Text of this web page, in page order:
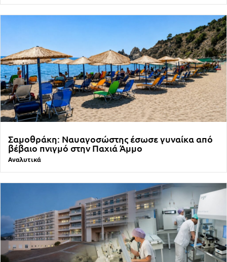
Σαμοθράκη: Ναυαγοσώστης έσωσε γυναίκα από
βέβαιο πνιγμό στην Παχιά Άμμο
Αναλυτικά